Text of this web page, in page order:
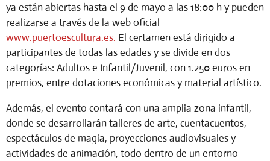
ya están abiertas hasta el 9 de mayo a las 18:00 h y pueden
realizarse a través de la web oficial
www.puertoescultura.es. El certamen está dirigido a
participantes de todas las edades y se divide en dos
categorías: Adultos e Infantil/Juvenil, con 1.250 euros en
premios, entre dotaciones económicas y material artístico.
Además, el evento contará con una amplia zona infantil,
donde se desarrollarán talleres de arte, cuentacuentos,
espectáculos de magia, proyecciones audiovisuales y
actividades de animación, todo dentro de un entorno